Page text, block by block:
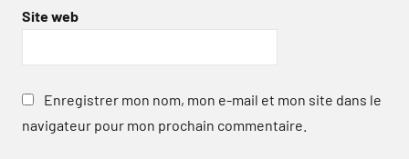
Site web
Enregistrer mon nom, mon e-mail et mon site dans le
navigateur pour mon prochain commentaire.